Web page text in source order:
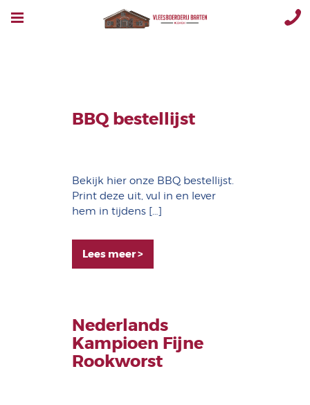
BBQ bestellijst
Bekijk hier onze BBQ bestellijst.
Print deze uit, vul in en lever
hem in tijdens […]
Lees meer >
Nederlands
Kampioen Fijne
Rookworst